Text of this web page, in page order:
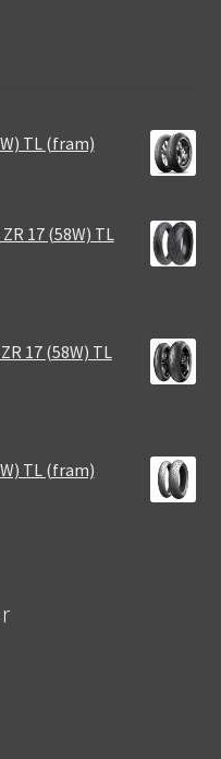
TL (fram)
17 (58W) TL
17 (58W) TL
TL (fram)